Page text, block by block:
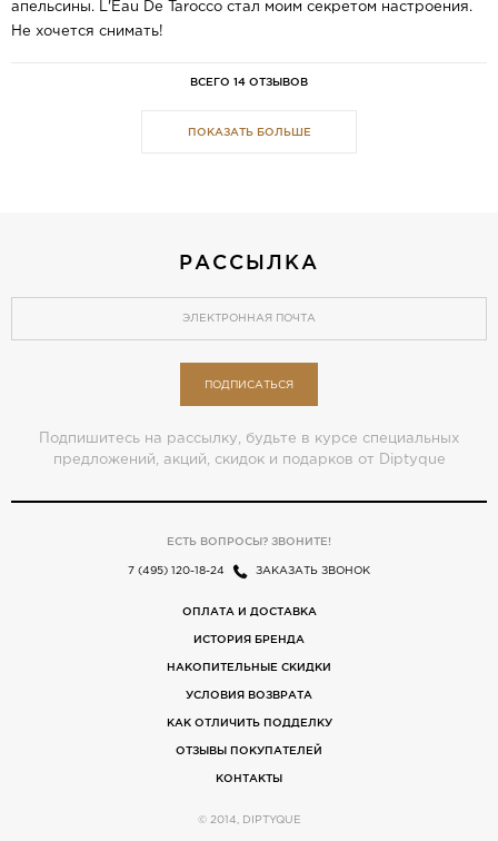
апельсины. L'Eau De Tarocco стал моим секретом настроения.
Не хочется снимать!
ВСЕГО 14 ОТЗЫВОВ
ПОКАЗАТЬ БОЛЬШЕ
РАССЫЛКА
ПОДПИСАТЬСЯ
Подпишитесь на рассылку, будьте в курсе специальных
предложений, акций, скидок и подарков от Diptyque
ЕСТЬ ВОПРОСЫ? ЗВОНИТЕ!
7 (495) 120-18-24 ЗАКАЗАТЬ ЗВОНОК
ОПЛАТА И ДОСТАВКА
ИСТОРИЯ БРЕНДА
НАКОПИТЕЛЬНЫЕ СКИДКИ
УСЛОВИЯ ВОЗВРАТА
КАК ОТЛИЧИТЬ ПОДДЕЛКУ
ОТЗЫВЫ ПОКУПАТЕЛЕЙ
КОНТАКТЫ
© 2014, DIPTYQUE